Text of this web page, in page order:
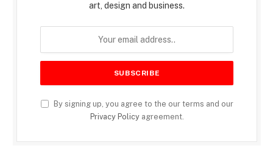
art, design and business.
By signing up, you agree to the our terms and our
Privacy Policyagreement.